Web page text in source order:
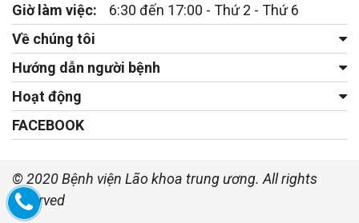
Giờ làm việc:
6:30 đến 17:00 - Thứ 2 - Thứ 6
Về chúng tôi
Hướng dẫn người bệnh
Hoạt động
FACEBOOK
© 2020 Bệnh viện Lão khoa trung ương. All rights
reserved